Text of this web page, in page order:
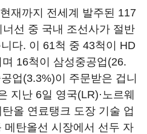
재까지 전세계 발주된 117
선 중 국내 조선사가 절반
다. 이 61척 중 43척이 HD
16척이 삼성중공업(26.
업(3.3%)이 주문받은 겁니
지난 6일 영국(LR)·노르웨
올 연료탱크 도장 기술 업
메탄올선 시장에서 선두 자